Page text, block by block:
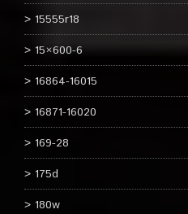
15555r18
15×600-6
16864-16015
16871-16020
169-28
175d
180w